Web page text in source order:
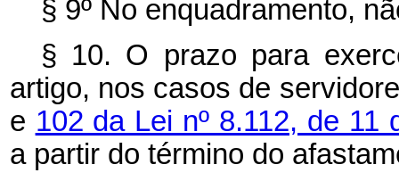
§ 9º No enquadramento,
§ 10. O prazo para
artigo, nos casos de
e 102 da Lei nº 8.112, de
a partir do término do